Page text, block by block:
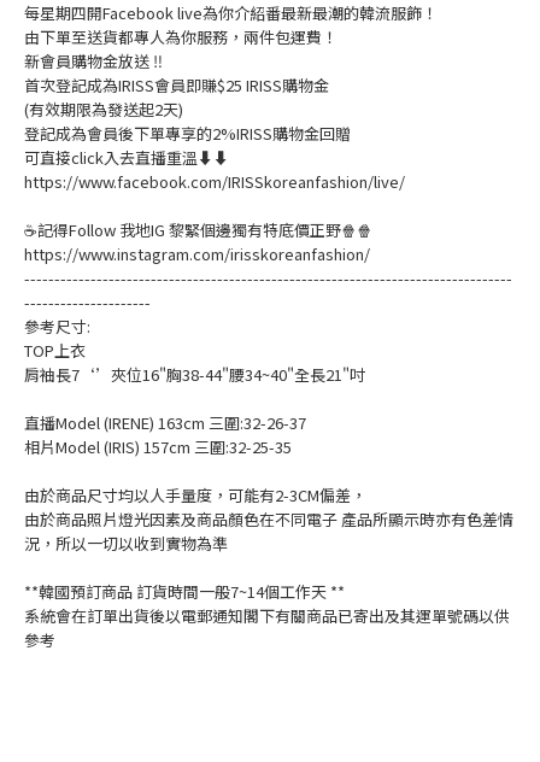
每星期四開Facebook live為你介紹番最新最潮的韓流服飾！
由下單至送貨都專人為你服務，兩件包運費！
新會員購物金放送 ‼️
首次登記成為IRISS會員即賺$25 IRISS購物金
(有效期限為發送起2天)
登記成為會員後下單專享的2%IRISS購物金回贈
可直接click入去直播重溫⬇⬇
https://www.facebook.com/IRISSkoreanfashion/live/
☕記得Follow 我地IG 黎緊個邊獨有特底價正野🍿🍿
https://www.instagram.com/irisskoreanfashion/
---------------------------------------------------------------------------------
---------------------
參考尺寸:
TOP上衣
肩袖長7‘’夾位16"胸38-44"腰34~40"全長21"吋
直播Model (IRENE) 163cm 三圍:32-26-37
相片Model (IRIS) 157cm 三圍:32-25-35
由於商品尺寸均以人手量度，可能有2-3CM偏差，
由於商品照片燈光因素及商品顏色在不同電子 產品所顯示時亦有色差情
況，所以一切以收到實物為準
**韓國預訂商品 訂貨時間一般7~14個工作天 **
系統會在訂單出貨後以電郵通知閣下有關商品已寄出及其運單號碼以供
參考